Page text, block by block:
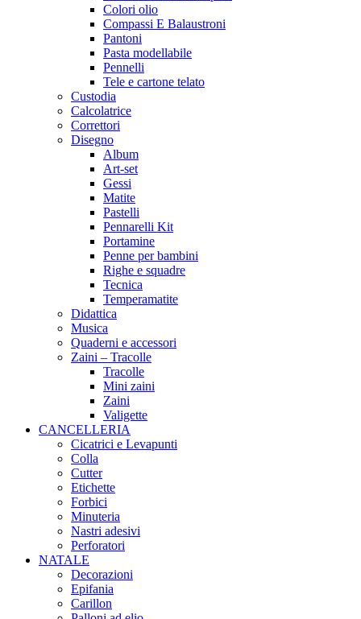
Colori olio
Compassi E Balaustroni
Pantoni
Pasta modellabile
Pennelli
Tele e cartone telato
Custodia
Calcolatrice
Correttori
Disegno
Album
Art-set
Gessi
Matite
Pastelli
Pennarelli Kit
Portamine
Penne per bambini
Righe e squadre
Tecnica
Temperamatite
Didattica
Musica
Quaderni e accessori
Zaini – Tracolle
Tracolle
Mini zaini
Zaini
Valigette
CANCELLERIA
Cicatrici e Levapunti
Colla
Cutter
Etichette
Forbici
Minuteria
Nastri adesivi
Perforatori
NATALE
Decorazioni
Epifania
Carillon